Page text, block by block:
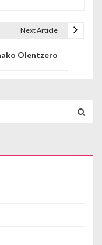
Next Article
Olentzero